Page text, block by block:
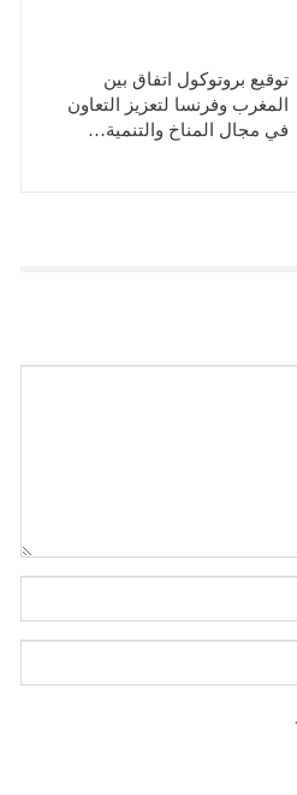
توقيع بروتوكول اتفاق بين
المغرب وفرنسا لتعزيز التعاون
في مجال المناخ والتنمية…